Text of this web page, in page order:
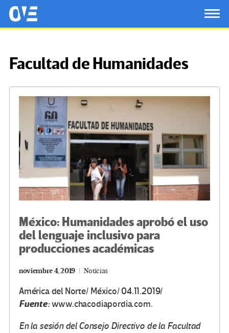
Saltar al contenido principal
OtrasVocesenEducacion.org
Facultad de Humanidades
México: Humanidades aprobó el uso
del lenguaje inclusivo para
producciones académicas
noviembre 4, 2019 Noticias
América del Norte/ México/ 04.11.2019/
Fuente:www.chacodiapordia.com.
En la sesión del Consejo Directivo de la Facultad